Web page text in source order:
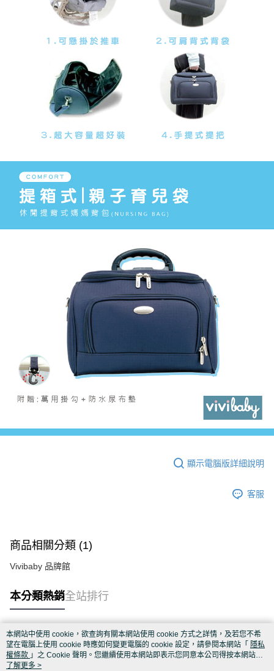
顯示電腦版詳細說明
客服
商品相關分類 (1)
Vivibaby 品牌館
本分類熱銷全站排行
熱門標籤
本網站中使用 cookie，欲查詢有關本網站使用 cookie 方式之詳情，及若您不希
望在電腦上使用 cookie 時應如何變更電腦的 cookie 設定，請參閱本網站「 隱私
權條款 」之 Cookie 聲明。您繼續使用本網站即表示您同意本公司得按本網站使
用條款之 Cookie 聲明使用 cookie。
了解更多 >